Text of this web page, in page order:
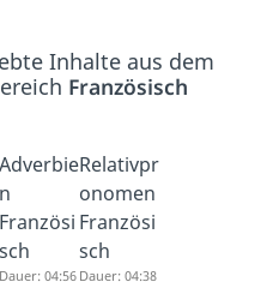
Inhalte aus dem
Französisch
Adverbie
n
Französi
sch
Dauer: 04:56
Relativpr
onomen
Französi
sch
Dauer: 04:38